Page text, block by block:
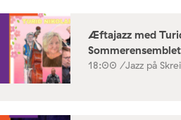
Æftajazz med
Sommerensemblet
18:00 /Jazz på